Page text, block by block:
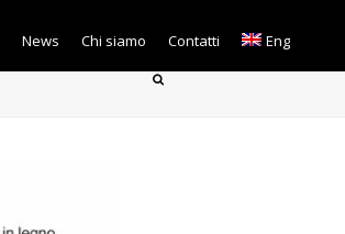
News Chi siamo Contatti Eng